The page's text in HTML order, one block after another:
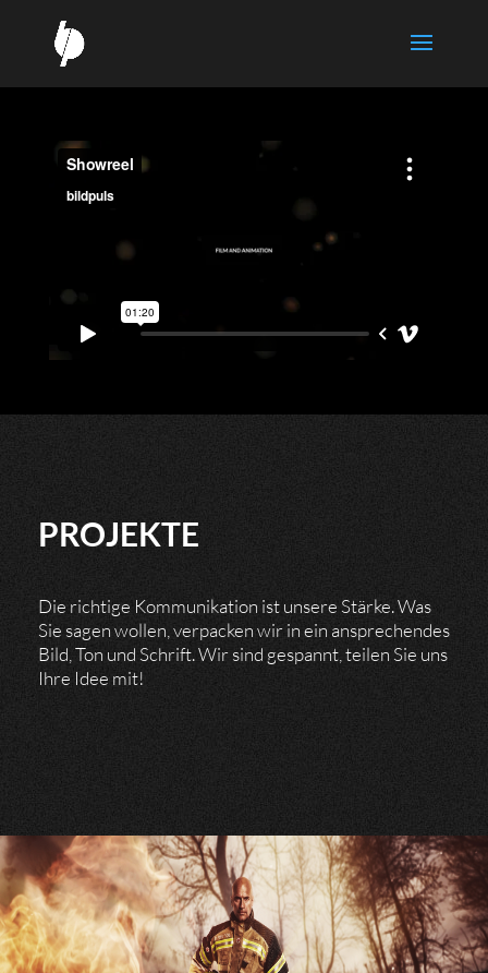
PROJEKTE
Die richtige Kommunikation ist unsere Stärke. Was
Sie sagen wollen, verpacken wir in ein ansprechendes
Bild, Ton und Schrift. Wir sind gespannt, teilen Sie uns
Ihre Idee mit!